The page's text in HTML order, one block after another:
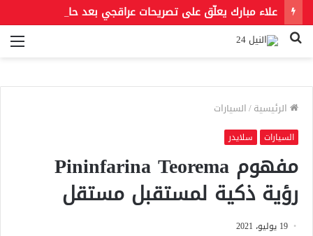
بحث
الرئيسية/السيارات
السيارات سلايدر
مفهوم Pininfarina Teorema
رؤية ذكية لمستقبل مستقل
19 يوليو، 2021